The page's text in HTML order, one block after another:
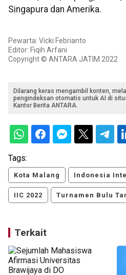
Singapura dan Amerika.
Pewarta: Vicki Febrianto
Editor: Fiqih Arfani
Copyright © ANTARA JATIM 2022
Dilarang keras mengambil konten,
pengindeksan otomatis untuk AI di
Kantor Berita ANTARA.
Tags:
Kota Malang Indonesia
IIC 2022 Turnamen Bulu
Terkait